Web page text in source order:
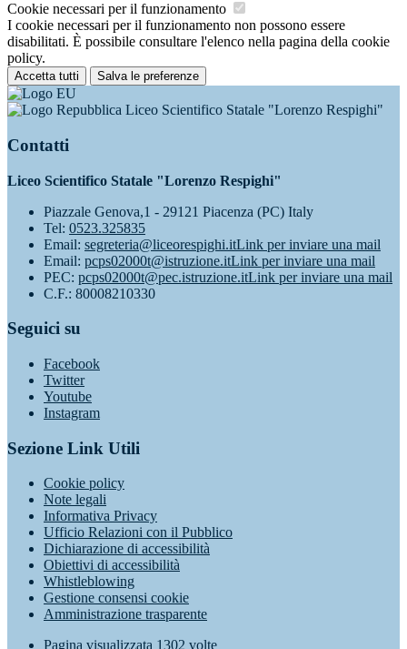
Cookie necessari per il funzionamento
I cookie necessari per il funzionamento non possono essere
disabilitati. È possibile consultare l'elenco nella pagina della cookie
policy.
Accetta tutti Salva le preferenze
Liceo Scientifico Statale "Lorenzo Respighi"
Contatti
Liceo Scientifico Statale "Lorenzo Respighi"
Piazzale Genova,1 - 29121 Piacenza (PC) Italy
Tel: 0523.325835
Email: segreteria@liceorespighi.itLink per inviare una mail
Email: pcps02000t@istruzione.itLink per inviare una mail
PEC: pcps02000t@pec.istruzione.itLink per inviare una mail
C.F.: 80008210330
Seguici su
Facebook
Twitter
Youtube
Instagram
Sezione Link Utili
Cookie policy
Note legali
Informativa Privacy
Ufficio Relazioni con il Pubblico
Dichiarazione di accessibilità
Obiettivi di accessibilità
Whistleblowing
Gestione consensi cookie
Amministrazione trasparente
Pagina visualizzata 1302 volte